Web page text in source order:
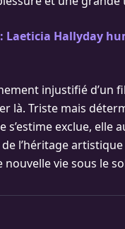
Laeticia Hallyday
injustifié d’un
là. Triste mais
exclue, elle
l’héritage artistique
nouvelle vie sous le